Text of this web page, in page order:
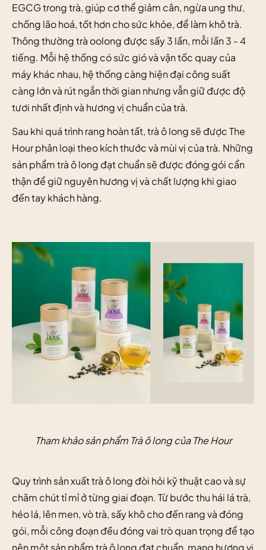
EGCG trong trà, giúp cơ thể giảm cân, ngừa ung thư,
chống lão hoá, tốt hơn cho sức khỏe, để làm khô trà.
Thông thường trà oolong được sấy 3 lần, mỗi lần 3 - 4
tiếng. Mỗi hệ thống có sức gió và vận tốc quay của
máy khác nhau, hệ thống càng hiện đại công suất
càng lớn và rút ngắn thời gian nhưng vẫn giữ được độ
tươi nhất định và hương vị chuẩn của trà.
Sau khi quá trình rang hoàn tất, trà ô long sẽ được The
Hour phân loại theo kích thước và mùi vị của trà. Những
sản phẩm trà ô long đạt chuẩn sẽ được đóng gói cẩn
thận để giữ nguyên hương vị và chất lượng khi giao
đến tay khách hàng.
Tham khảo sản phẩm Trà ô long của The Hour
Quy trình sản xuất trà ô long đòi hỏi kỹ thuật cao và sự
chăm chút tỉ mỉ ở từng giai đoạn. Từ bước thu hái lá trà,
héo lá, lên men, vò trà, sấy khô cho đến rang và đóng
gói, mỗi công đoạn đều đóng vai trò quan trọng để tạo
nên một sản phẩm trà ô long đạt chuẩn, mang hương vị